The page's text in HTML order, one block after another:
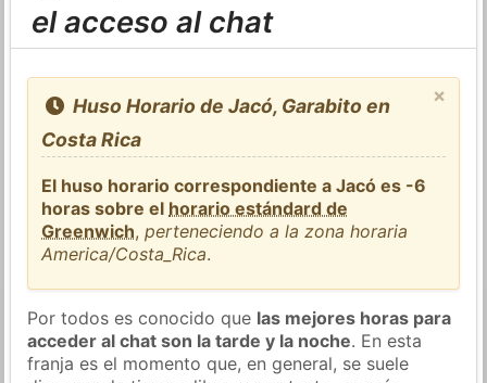
el acceso al chat
×
Huso Horario de Jacó, Garabito en
Costa Rica
El huso horario correspondiente a Jacó es -6
horas sobre el horario estándard de
Greenwich,perteneciendo a la zona horaria
America/Costa_Rica.
Por todos es conocido que las mejores horas para
acceder al chat son la tarde y la noche. En esta
franja es el momento que, en general, se suele